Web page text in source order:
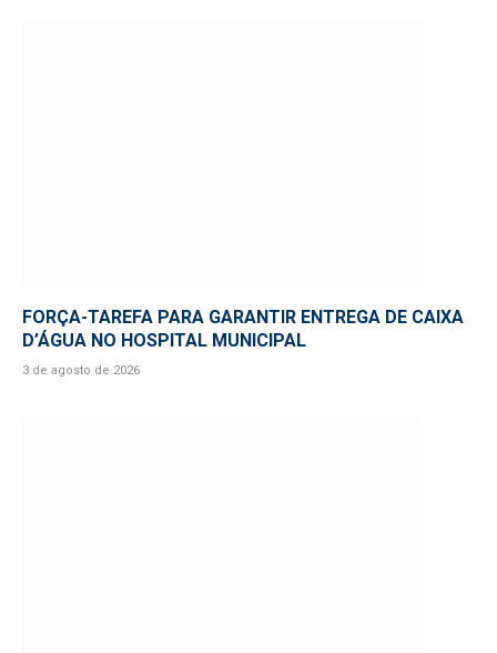
FORÇA-TAREFA PARA GARANTIR ENTREGA DE CAIXA
D’ÁGUA NO HOSPITAL MUNICIPAL
3 de agosto de 2026